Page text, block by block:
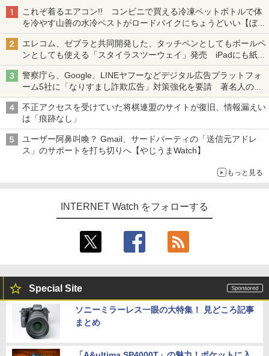
これぞ着るエアコン!! コンビニで買える冷凍ペットボトルで体
を冷やす山善の水冷ベストがロードバイクにちょうどいい【ぼっ
ち・ざ・ろーど！その14】【空いた時間でなにしてる？】
エレコム、ゼブラと共同開発した、タッチペンとしてもボールペ
ンとしても使える「スタイラスツーウェイ」発売 iPadにも紙に
も、持ち替えずに書き込める
警察庁ら、Google、LINEヤフーなどデジタル広告プラットフォ
ーム5社に「なりすまし詐欺広告」対策強化を要請 著名人の写
真や映像を使った投資詐欺などへの対策として
不正アクセスを受けていた将棋連盟のサイトが復旧、情報漏えい
は「痕跡なし」
ユーザー阿鼻叫喚？ Gmail、サードパーティの「送信元アドレ
ス」のサポートを打ち切りへ【やじうまWatch】
もっと見る
INTERNET Watch をフォローする
Special Site
ソニーミラーレス一眼の大特集！ 見どころ記事
まとめ